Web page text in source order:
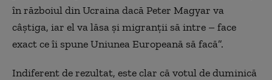
în războiul din Ucraina dacă Peter Magyar va
câștiga, iar el va lăsa și migranții să intre – face
exact ce îi spune Uniunea Europeană să facă”.
Indiferent de rezultat, este clar că votul de duminică